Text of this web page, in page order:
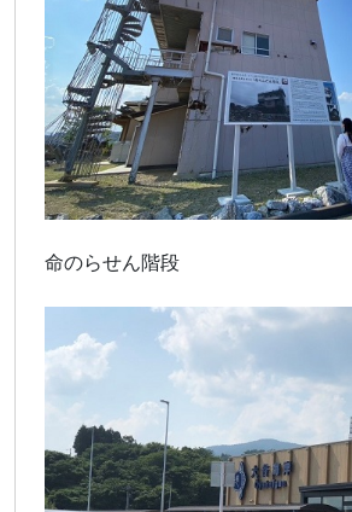
命のらせん階段